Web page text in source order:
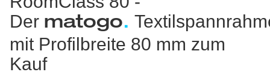
Der matogo.
mit Profilbreite 80 mm zum
Kauf